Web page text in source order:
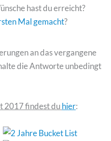
hast du erreicht?
Mal gemacht?
an das vergangene
die Antworte unbedingt
2017 findest duhier: